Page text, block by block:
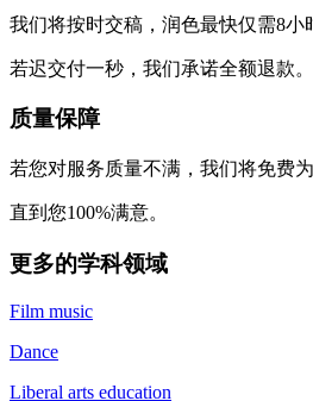
我们将按时交稿，润色最快仅需8小
若迟交付一秒，我们承诺全额退款。
质量保障
若您对服务质量不满，我们将免费为
直到您100%满意。
更多的学科领域
Film music
Dance
Liberal arts education